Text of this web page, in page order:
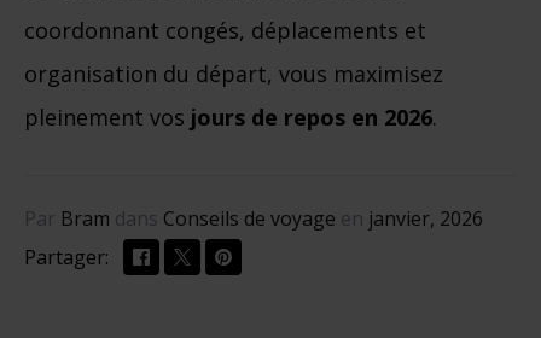
coordonnant congés, déplacements et
organisation du départ, vous maximisez
pleinement vos jours de repos en 2026.
Par Bram dans Conseils de voyage en janvier, 2026
Partager: